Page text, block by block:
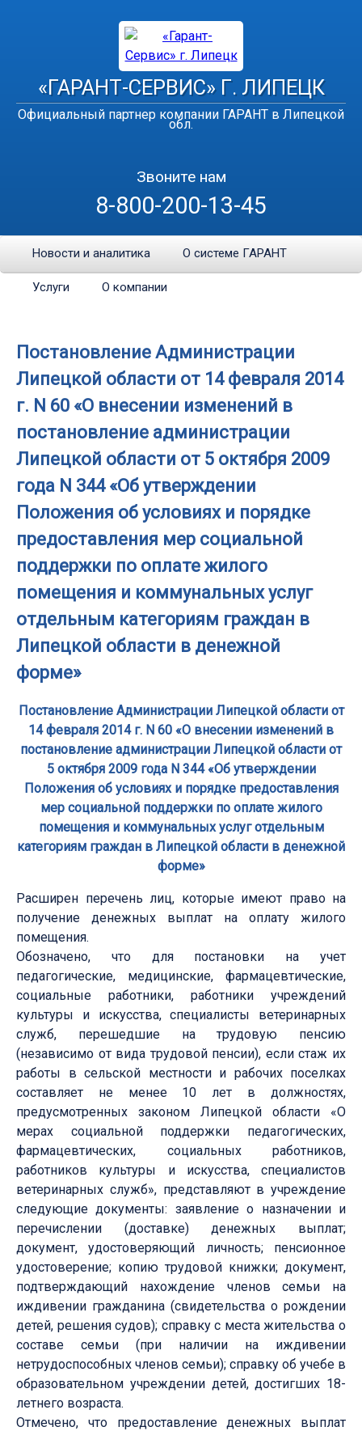
«ГАРАНТ-СЕРВИС» Г. ЛИПЕЦК
Официальный партнер компании ГАРАНТ в Липецкой
обл.
Звоните нам
8-800-200-13-45
Новости и аналитика О системе ГАРАНТ
Услуги О компании
Постановление Администрации
Липецкой области от 14 февраля 2014
г. N 60 «О внесении изменений в
постановление администрации
Липецкой области от 5 октября 2009
года N 344 «Об утверждении
Положения об условиях и порядке
предоставления мер социальной
поддержки по оплате жилого
помещения и коммунальных услуг
отдельным категориям граждан в
Липецкой области в денежной
форме»
Постановление Администрации Липецкой области от
14 февраля 2014 г. N 60 «О внесении изменений в
постановление администрации Липецкой области от
5 октября 2009 года N 344 «Об утверждении
Положения об условиях и порядке предоставления
мер социальной поддержки по оплате жилого
помещения и коммунальных услуг отдельным
категориям граждан в Липецкой области в денежной
форме»
Расширен перечень лиц, которые имеют право на
получение денежных выплат на оплату жилого
помещения.
Обозначено, что для постановки на учет
педагогические, медицинские, фармацевтические,
социальные работники, работники учреждений
культуры и искусства, специалисты ветеринарных
служб, перешедшие на трудовую пенсию
(независимо от вида трудовой пенсии), если стаж их
работы в сельской местности и рабочих поселках
составляет не менее 10 лет в должностях,
предусмотренных законом Липецкой области «О
мерах социальной поддержки педагогических,
фармацевтических, социальных работников,
работников культуры и искусства, специалистов
ветеринарных служб», представляют в учреждение
следующие документы: заявление о назначении и
перечислении (доставке) денежных выплат;
документ, удостоверяющий личность; пенсионное
удостоверение; копию трудовой книжки; документ,
подтверждающий нахождение членов семьи на
иждивении гражданина (свидетельства о рождении
детей, решения судов); справку с места жительства о
составе семьи (при наличии на иждивении
нетрудоспособных членов семьи); справку об учебе в
образовательном учреждении детей, достигших 18-
летнего возраста.
Отмечено, что предоставление денежных выплат